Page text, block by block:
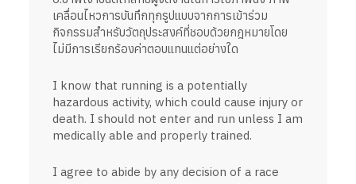
เคลื่อนไหวการบันทึกทุกรูปแบบจากการเข้าร่วม
กิจกรรมสำหรับวัตถุประสงค์ที่ชอบด้วยกฎหมายโดย
ไม่มีการเรียกร้องค่าตอบแทนแต่อย่างใด
I know that running is a potentially
hazardous activity, which could cause injury or
death. I should not enter and run unless I am
medically able and properly trained.
I agree to abide by any decision of a race